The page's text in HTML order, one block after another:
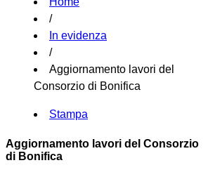
/
In evidenza
/
Aggiornamento lavori del
Consorzio di Bonifica
Stampa
Aggiornamento lavori del Consorzio
di Bonifica